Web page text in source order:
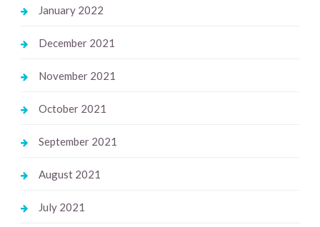
January 2022
December 2021
November 2021
October 2021
September 2021
August 2021
July 2021